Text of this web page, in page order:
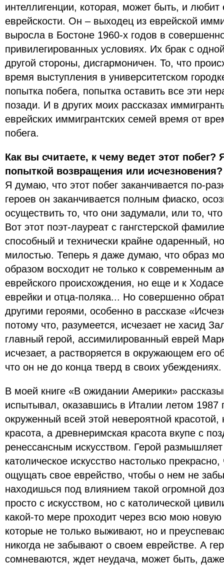
интеллигенции, которая, может быть, и любит
еврейскости. Он – выходец из еврейской
выросла в Бостоне 1960-х годов в
привилегированных условиях. Их брак с
другой стороны, дисгармоничен. То, что
время выступления в университетском
попытка побега, попытка оставить все эти
позади. И в других моих рассказах
еврейских иммигрантских семей время от
побега.
Как вы считаете, к чему ведет этот побег?
попыткой возвращения или исчезновения?
Я думаю, что этот побег заканчивается по-
героев он заканчивается полным фиаско,
осуществить то, что они задумали, или то,
Вот этот поэт-лауреат с гангстерской
способный и технически крайне одаренный,
милостью. Теперь я даже думаю, что образ
образом восходит не только к современным
еврейского происхождения, но еще и к
еврейки и отца-поляка... Но совершенно
другими героями, особенно в рассказе
потому что, разумеется, исчезает не хасид
главный герой, ассимилированный еврей
исчезает, а растворяется в окружающем его
что он не до конца тверд в своих убеждениях.
В моей книге «В ожидании Америки»
испытывал, оказавшись в Италии летом
окруженный всей этой невероятной
красота, а древнеримская красота вкупе с
ренессансным искусством. Герой
католическое искусство настолько
ощущать свое еврейство, чтобы о нем не
находишься под влиянием такой огромной
просто с искусством, но с католической
какой-то мере проходит через всю мою новую
которые не только выживают, но и
никогда не забывают о своем еврействе. А
сомневаются, ждет неудача, может быть,